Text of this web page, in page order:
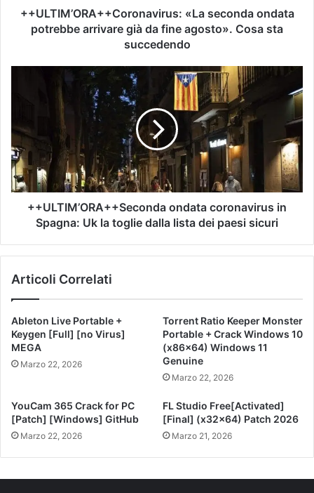
++ULTIM’ORA++Coronavirus: «La seconda ondata
potrebbe arrivare già da fine agosto». Cosa sta
succedendo
++ULTIM’ORA++Seconda ondata coronavirus in
Spagna: Uk la toglie dalla lista dei paesi sicuri
Articoli Correlati
Ableton Live Portable +
Keygen [Full] [no Virus]
MEGA
Marzo 22, 2026
Torrent Ratio Keeper Monster
Portable + Crack Windows 10
(x86x64) Windows 11
Genuine
Marzo 22, 2026
YouCam 365 Crack for PC
[Patch] [Windows] GitHub
Marzo 22, 2026
FL Studio Free[Activated]
[Final] (x32x64) Patch 2026
Marzo 21, 2026